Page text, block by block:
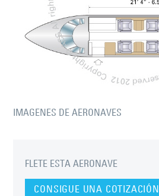
IMAGENES DE AERONAVES
FLETE ESTA AERONAVE
CONSIGUE UNA COTIZACIÓN